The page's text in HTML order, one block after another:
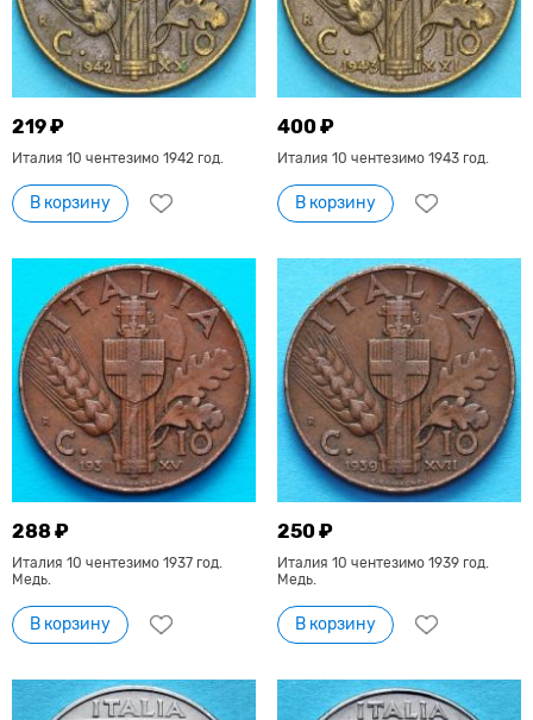
219 ₽
Италия 10 чентезимо 1942 год.
В корзину
400 ₽
Италия 10 чентезимо 1943 год.
В корзину
288 ₽
Италия 10 чентезимо 1937 год.
Медь.
В корзину
250 ₽
Италия 10 чентезимо 1939 год.
Медь.
В корзину